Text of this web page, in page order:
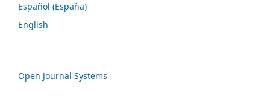
Español (España)
English
Open Journal Systems